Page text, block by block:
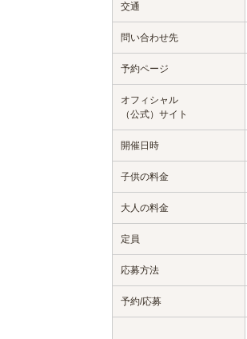
交通
問い合わせ先
予約ページ
オフィシャル
（公式）サイト
開催日時
子供の料金
大人の料金
定員
応募方法
予約/応募